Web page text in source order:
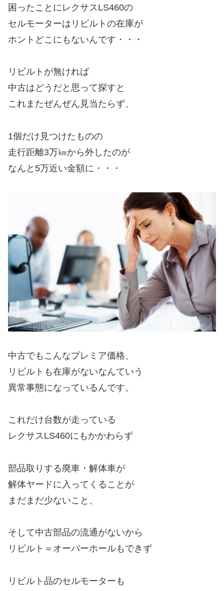
困ったことにレクサスLS460の
セルモーターはリビルトの在庫が
ホントどこにもないんです・・・
リビルトが無ければ
中古はどうだと思って探すと
これまたぜんぜん見当たらず、
1個だけ見つけたものの
走行距離3万㎞から外したのが
なんと5万近い金額に・・・
中古でもこんなプレミア価格、
リビルトも在庫がないなんていう
異常事態になっているんです。
これだけ台数が走っている
レクサスLS460にもかかわらず
部品取りする廃車・解体車が
解体ヤードに入ってくることが
まだまだ少ないこと、
そして中古部品の流通がないから
リビルト＝オーバーホールもできず
リビルト品のセルモーターも